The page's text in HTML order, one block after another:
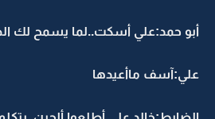
أبو حمد:علي أسكت..لما يسمح لك
علي:آسف ماأعيدها